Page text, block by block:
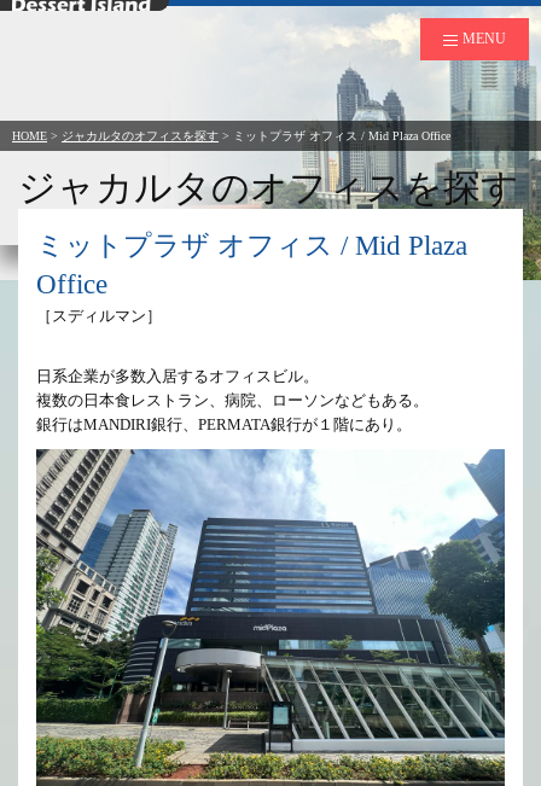
デザートアイランド
MENU
HOME > ジャカルタのオフィスを探す > ミットプラザ オフィス / Mid Plaza Office
ジャカルタのオフィスを探す
ミットプラザ オフィス / Mid Plaza
Office
［スディルマン］
日系企業が多数入居するオフィスビル。
複数の日本食レストラン、病院、ローソンなどもある。